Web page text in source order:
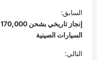
ت
ص
فّ
ح
السابق:
السيارات الصينية
التالي: